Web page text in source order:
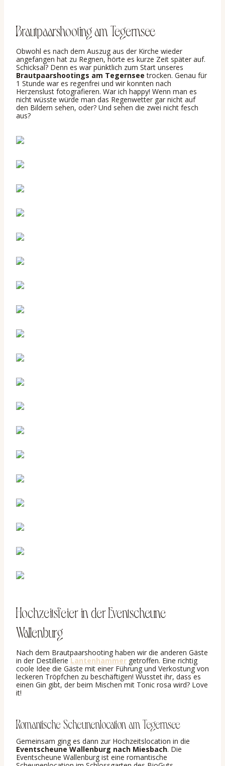
Brautpaarshooting am Tegernsee
Obwohl es nach dem Auszug aus der Kirche wieder
angefangen hat zu Regnen, hörte es kurze Zeit später auf.
Schicksal? Denn es war pünktlich zum Start unseres
Brautpaarshootings am Tegernseetrocken. Genau für
1 Stunde war es regenfrei und wir konnten nach
Herzenslust fotografieren. War ich happy! Wenn man es
nicht wüsste würde man das Regenwetter gar nicht auf
den Bildern sehen, oder? Und sehen die zwei nicht fesch
aus?
Hochzeitsfeier in der Eventscheune
Wallenburg
Nach dem Brautpaarshooting haben wir die anderen Gäste
in der DestillerieLantenhammer getroffen. Eine richtig
coole Idee die Gäste mit einer Führung und Verkostung von
leckeren Tröpfchen zu beschäftigen! Wusstet ihr, dass es
einen Gin gibt, der beim Mischen mit Tonic rosa wird? Love
it!
Romantische Scheunenlocation am Tegernsee
Gemeinsam ging es dann zur Hochzeitslocation in die
Eventscheune Wallenburg nach Miesbach. Die
Eventscheune Wallenburg ist eine romantische